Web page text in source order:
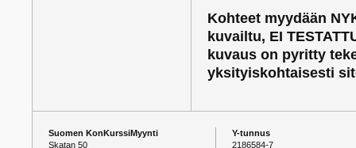
Kohteet myydään
kuvailtu, EI
kuvaus on pyritty
yksityiskohtaisesti
Suomen KonKurssiMyynti
Skatan 50
Y-tunnus
2186584-7